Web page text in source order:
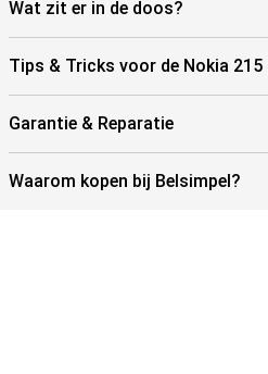
Wat zit er in de doos?
Tips & Tricks voor de Nokia 215
Garantie & Reparatie
Waarom kopen bij Belsimpel?